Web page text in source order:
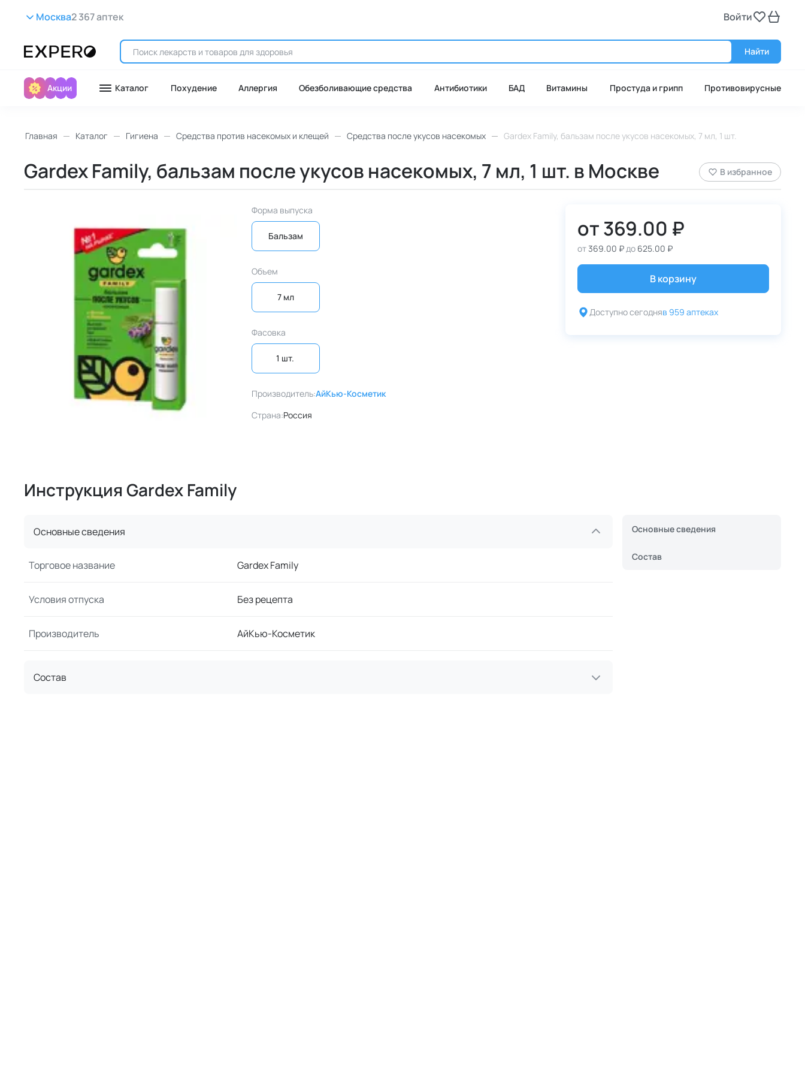
Москва2 367 аптек Войти
Найти
Акции Каталог Похудение Аллергия Обезболивающие средства Антибиотики БАД Витамины Простуда и грипп Противовирусные
Главная Каталог Гигиена Средства против насекомых и клещей Средства после укусов насекомых Gardex Family, бальзам после укусов насекомых, 7 мл, 1 шт.
Gardex Family, бальзам после укусов насекомых, 7 мл, 1 шт. в Москве В избранное
Форма выпуска
Бальзам
Объем
7 мл
Фасовка
1 шт.
Производитель:АйКью-Косметик
Страна:Россия
от369.00 ₽
от369.00 ₽до 625.00 ₽
В корзину
Доступно сегодняв 959 аптеках
Инструкция Gardex Family
Основные сведения
Торговое название Gardex Family
Условия отпуска Без рецепта
Производитель АйКью-Косметик
Состав
Основные сведения
Состав